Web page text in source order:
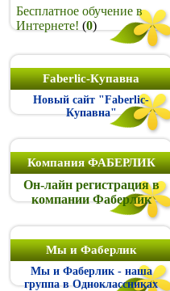
Бесплатное обучение в
Интернете! (0)
Faberlic-Купавна
Новый сайт "Faberlic-
Купавна"
Компания ФАБЕРЛИК
Он-лайн регистрация в
компании Фаберлик
Мы и Фаберлик
Мы и Фаберлик - наша
группа в Одноклассниках